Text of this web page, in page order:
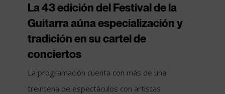
La 43 edición del Festival de la
Guitarra aúna especialización y
tradición en su cartel de
conciertos
La programación cuenta con más de una
treintena de espectáculos con artistas